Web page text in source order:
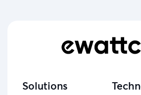
Solutions